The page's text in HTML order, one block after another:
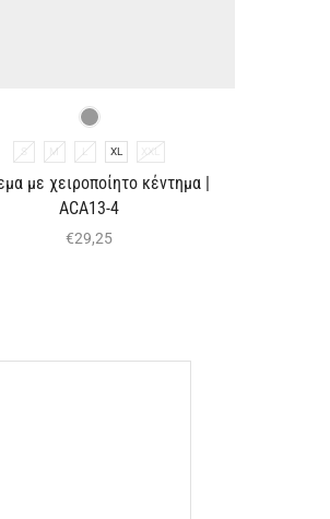
S M L XL XXL
με χειροποίητο κέντημα |
ACA13-4
€29,25